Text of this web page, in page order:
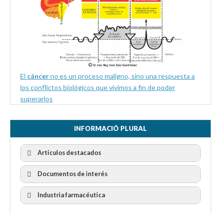
El cáncerno es un proceso maligno, sino una respuesta a
los conflictos biológicos que vivimos a fin de poder
superarlos
INFORMACIÓ PLURAL
Artículos destacados
Documentos de interés
Industria farmacéutica